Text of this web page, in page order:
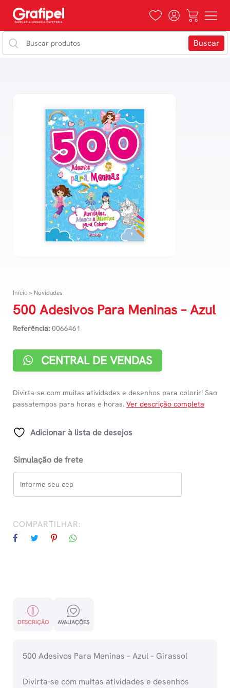
Início» Novidades
500 Adesivos Para Meninas – Azul
Referência: 0066461
CENTRAL DE VENDAS
Divirta-se com muitas atividades e desenhos para colorir! Sao
passatempos para horas e horas. Ver descrição completa
Adicionar à lista de desejos
Simulação de frete
COMPARTILHAR:
DESCRIÇÃO AVALIAÇÕES
500 Adesivos Para Meninas – Azul – Girassol
Divirta-se com muitas atividades e desenhos